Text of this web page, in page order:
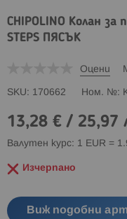
CHIPOLINO Колан за
STEPS ПЯСЪК
Оцени
SKU 170662 Ном. №
13,28 € / 25,97
Валутен курс: 1 EUR =
Изчерпано
Виж подобни